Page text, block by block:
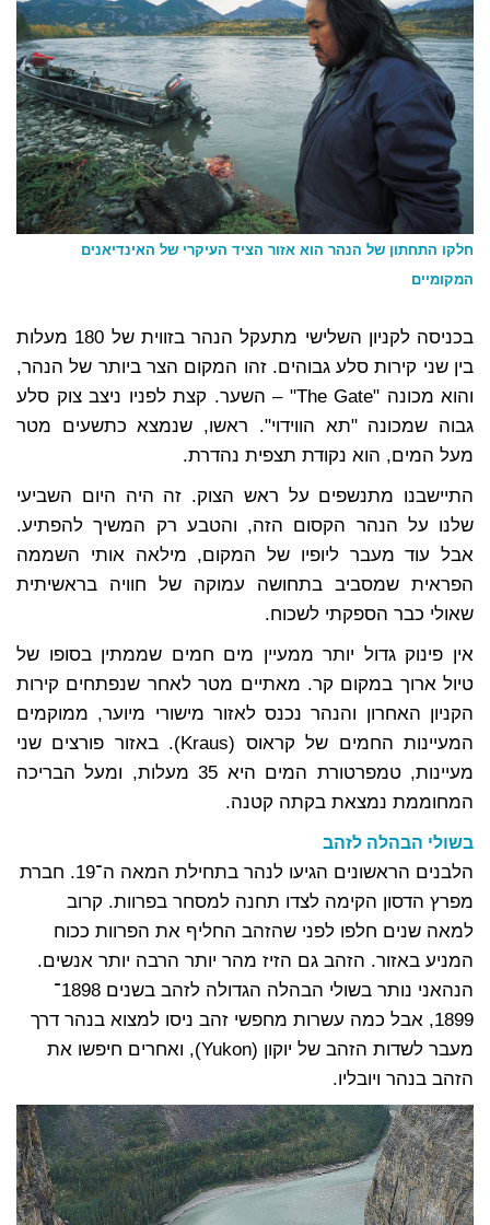
חלקו התחתון של הנהר הוא אזור הציד העיקרי של האינדיאנים
המקומיים
בכניסה לקניון השלישי מתעקל הנהר בזווית של 180 מעלות
בין שני קירות סלע גבוהים. זהו המקום הצר ביותר של הנהר,
והוא מכונה "The Gate" – השער. קצת לפניו ניצב צוק סלע
גבוה שמכונה "תא הווידוי". ראשו, שנמצא כתשעים מטר
מעל המים, הוא נקודת תצפית נהדרת.
התיישבנו מתנשפים על ראש הצוק. זה היה היום השביעי
שלנו על הנהר הקסום הזה, והטבע רק המשיך להפתיע.
אבל עוד מעבר ליופיו של המקום, מילאה אותי השממה
הפראית שמסביב בתחושה עמוקה של חוויה בראשיתית
שאולי כבר הספקתי לשכוח.
אין פינוק גדול יותר ממעיין מים חמים שממתין בסופו של
טיול ארוך במקום קר. מאתיים מטר לאחר שנפתחים קירות
הקניון האחרון והנהר נכנס לאזור מישורי מיוער, ממוקמים
המעיינות החמים של קראוס (Kraus). באזור פורצים שני
מעיינות, טמפרטורת המים היא 35 מעלות, ומעל הבריכה
המחוממת נמצאת בקתה קטנה.
בשולי הבהלה לזהב
הלבנים הראשונים הגיעו לנהר בתחילת המאה ה־19. חברת
מפרץ הדסון הקימה לצדו תחנה למסחר בפרוות. קרוב
למאה שנים חלפו לפני שהזהב החליף את הפרוות ככוח
המניע באזור. הזהב גם הזיז מהר יותר הרבה יותר אנשים.
הנהאני נותר בשולי הבהלה הגדולה לזהב בשנים 1898־
1899, אבל כמה עשרות מחפשי זהב ניסו למצוא בנהר דרך
מעבר לשדות הזהב של יוקון (Yukon), ואחרים חיפשו את
הזהב בנהר ויובליו.